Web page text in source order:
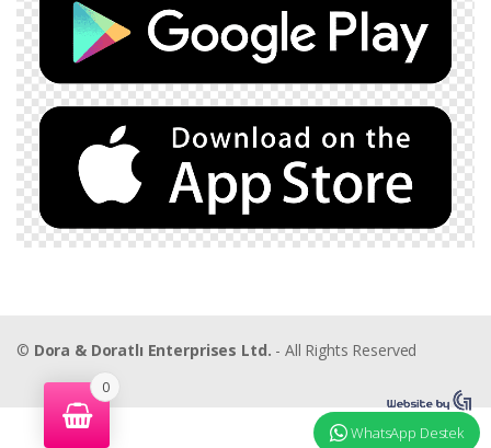
© Dora & Doratlı Enterprises Ltd. - All Rights Reserved
0
WhatsApp Destek